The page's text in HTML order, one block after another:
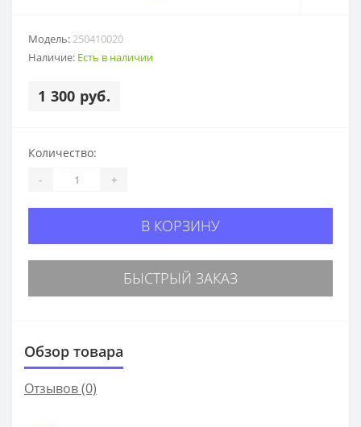
Модель:250410020
Наличие: Есть в наличии
1 300 руб.
Количество:
- +
В КОРЗИНУ
БЫСТРЫЙ ЗАКАЗ
Обзор товара
Отзывов (0)